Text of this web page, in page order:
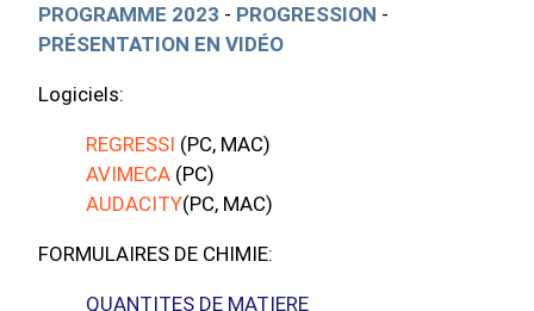
PROGRAMME 2023 - PROGRESSION -
PRÉSENTATION EN VIDÉO
Logiciels:
REGRESSI (PC, MAC)
AVIMECA (PC)
AUDACITY(PC, MAC)
FORMULAIRES DE CHIMIE:
QUANTITES DE MATIERE